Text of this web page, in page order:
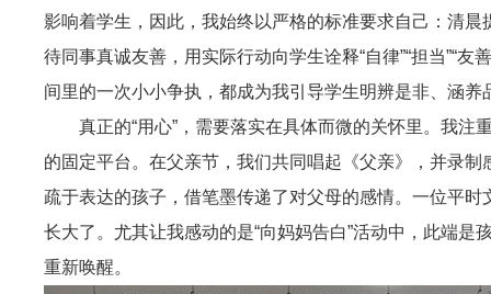
影响着学生，因此，我始终以严格的标准要求自己：清
待同事真诚友善，用实际行动向学生诠释“自律”“担当”“
间里的一次小小争执，都成为我引导学生明辨是非、涵养
真正的“用心”，需要落实在具体而微的关怀里。我
的固定平台。在父亲节，我们共同唱起《父亲》，并录
疏于表达的孩子，借笔墨传递了对父母的感情。一位平
长大了。尤其让我感动的是“向妈妈告白”活动中，此端
重新唤醒。